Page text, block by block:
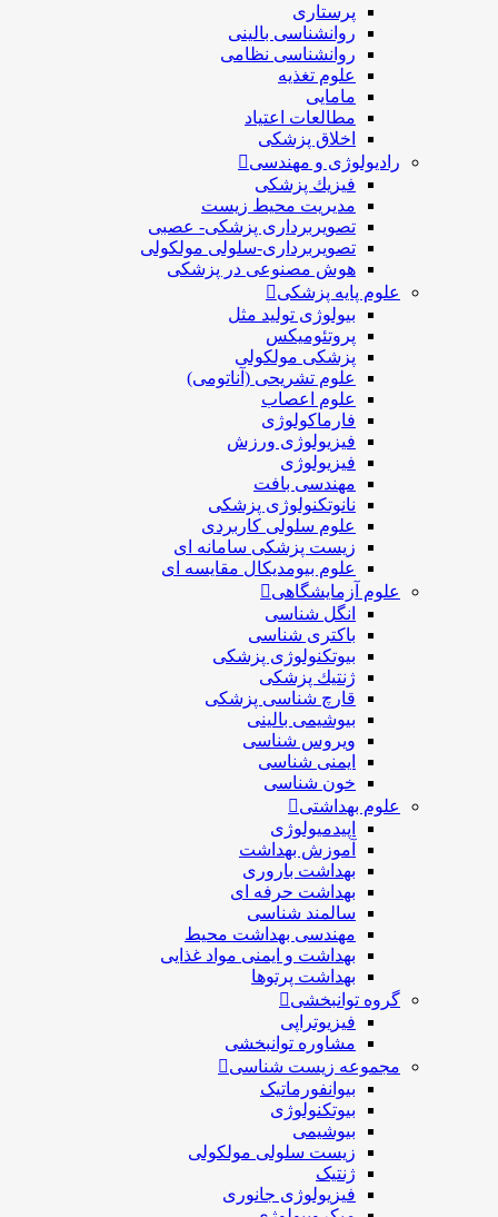
پرستاری
روانشناسی بالینی
روانشناسی نظامی
علوم تغذیه
مامایی
مطالعات اعتیاد
اخلاق پزشکی
رادیولوژی و مهندسی
فيزيك پزشکی
مدیریت محیط زیست
تصویربرداری پزشکی- عصبی
تصویربرداری-سلولی مولکولی
هوش مصنوعی در پزشکی
علوم پایه پزشکی
بیولوژی تولید مثل
پروتئومیکس
پزشکی مولکولی
علوم تشریحی (آناتومی)
علوم اعصاب
فارماکولوژی
فیزیولوژی ورزش
فیزیولوژی
مهندسی بافت
نانوتکنولوژی پزشکی
علوم سلولی کاربردی
زیست پزشکی سامانه ای
علوم بیومدیکال مقایسه ای
علوم آزمایشگاهی
انگل شناسی
باکتری شناسی
بیوتکنولوژی پزشکی
ژنتيك پزشکی
قارچ شناسی پزشكی
بیوشیمی بالینی
ویروس شناسی
ایمنی شناسی
خون شناسی
علوم بهداشتی
اپیدمیولوژی
آموزش بهداشت
بهداشت باروری
بهداشت حرفه ای
سالمند شناسی
مهندسی بهداشت محيط
بهداشت و ایمنی مواد غذایی
بهداشت پرتوها
گروه توانبخشی
فیزیوتراپی
مشاوره توانبخشی
مجموعه زیست شناسی
بیوانفورماتیک
بیوتکنولوژی
بیوشیمی
زیست سلولی مولکولی
ژنتیک
فیزیولوژی جانوری